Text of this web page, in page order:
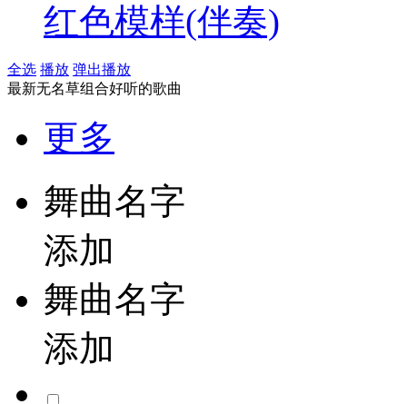
红色模样(伴奏)
全选 播放 弹出播放
最新无名草组合好听的歌曲
更多
舞曲名字
添加
舞曲名字
添加